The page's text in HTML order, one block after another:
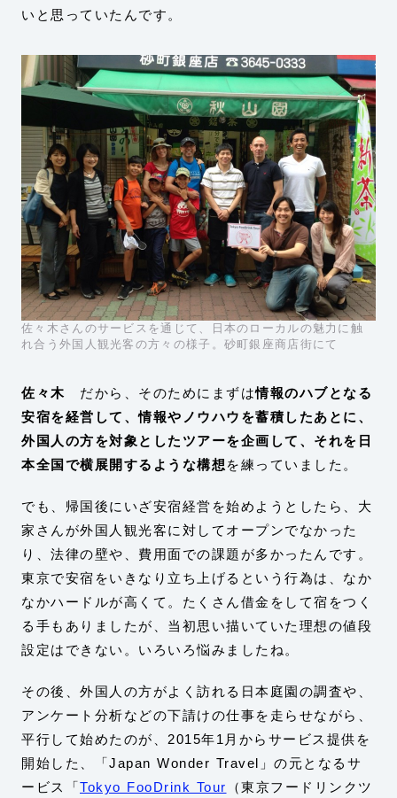
いと思っていたんです。
佐々木さんのサービスを通じて、日本のローカルの魅力に触
れ合う外国人観光客の方々の様子。砂町銀座商店街にて
佐々木 だから、そのためにまずは情報のハブとなる
安宿を経営して、情報やノウハウを蓄積したあとに、
外国人の方を対象としたツアーを企画して、それを日
本全国で横展開するような構想を練っていました。
でも、帰国後にいざ安宿経営を始めようとしたら、大
家さんが外国人観光客に対してオープンでなかった
り、法律の壁や、費用面での課題が多かったんです。
東京で安宿をいきなり立ち上げるという行為は、なか
なかハードルが高くて。たくさん借金をして宿をつく
る手もありましたが、当初思い描いていた理想の値段
設定はできない。いろいろ悩みましたね。
その後、外国人の方がよく訪れる日本庭園の調査や、
アンケート分析などの下請けの仕事を走らせながら、
平行して始めたのが、2015年1月からサービス提供を
開始した、「Japan Wonder Travel」の元となるサ
ービス「 Tokyo FooDrink Tour （東京フードリンクツ